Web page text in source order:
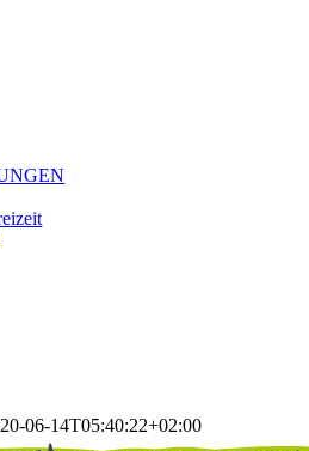
06-14T05:40:22+02:00